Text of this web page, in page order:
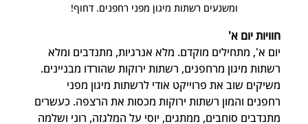
ומשנעים רשתות מיגון מפני רחפנים. דחוף!
חוויות יום א'
יום א', מתחילים מוקדם. מלא אנרגיות, מתנדבים ומלא
רשתות מיגון מרחפנים, רשתות ירוקות שהורדו מבניינים.
משיקים שוב את פרוייקט אודי לרשתות מיגון מפני
רחפנים והמון רשתות ירוקות מכסות את הרצפה. כעשרים
מתנדבים סוחבים, ממתגים, יוסי על המלגזה, רוני ושלמה